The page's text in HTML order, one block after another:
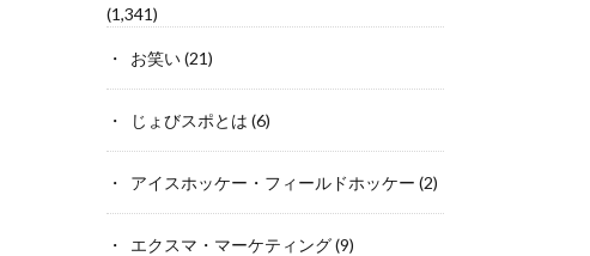
(1,341)
お笑い(21)
じょびスポとは (6)
アイスホッケー・フィールドホッケー (2)
エクスマ・マーケティング(9)